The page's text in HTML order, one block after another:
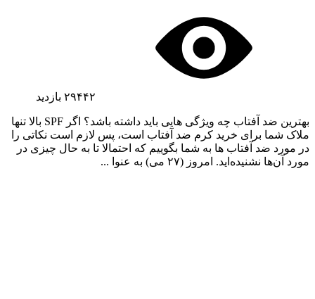
۲۹۴۴۲ بازدید
بهترین ضد آفتاب چه ویژگی هایی باید داشته باشد؟ اگر SPF بالا تنها
ملاک شما برای خرید کرم ضد آفتاب است، پس لازم است نکاتی را
در مورد ضد آفتاب ها به شما بگوییم که احتمالا تا به حال چیزی در
مورد آن‌ها نشنیده‌اید. امروز (۲۷ می) به عنوا ...